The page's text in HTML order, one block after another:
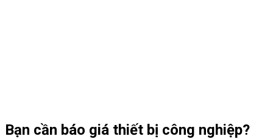
Bạn cần báo giá thiết bị công nghiệp?